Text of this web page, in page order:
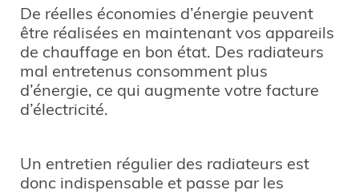
De réelles économies d’énergie peuvent
être réalisées en maintenant vos appareils
de chauffage en bon état. Des radiateurs
mal entretenus consomment plus
d’énergie, ce qui augmente votre facture
d’électricité.
Un entretien régulier des radiateurs est
donc indispensable et passe par les